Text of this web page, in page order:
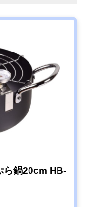
ら鍋20cm HB-